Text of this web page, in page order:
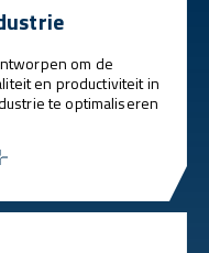
om de
en productiviteit in
te optimaliseren